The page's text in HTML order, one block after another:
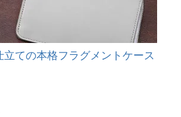
立ての本格フラグメントケース